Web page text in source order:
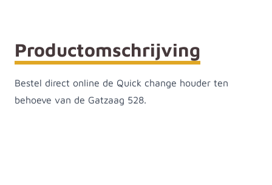
Productomschrijving
Bestel direct online de Quick change houder ten
behoeve van de Gatzaag 528.